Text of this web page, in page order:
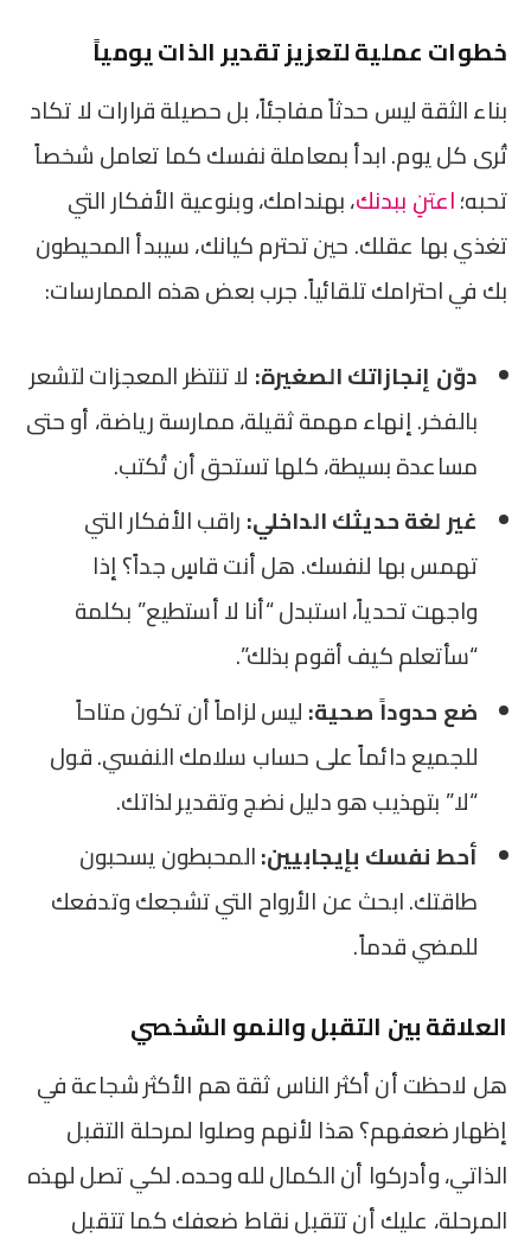
خطوات عملية لتعزيز تقدير الذات يومياً
بناء الثقة ليس حدثاً مفاجئاً، بل حصيلة قرارات لا تكاد
تُرى كل يوم. ابدأ بمعاملة نفسك كما تعامل شخصاً
تحبه؛اعتنِ ببدنك، بهندامك، وبنوعية الأفكار التي
تغذي بها عقلك. حين تحترم كيانك، سيبدأ المحيطون
بك في احترامك تلقائياً. جرب بعض هذه الممارسات:
دوّن إنجازاتك الصغيرة: لا تنتظر المعجزات لتشعر
بالفخر. إنهاء مهمة ثقيلة، ممارسة رياضة، أو حتى
مساعدة بسيطة، كلها تستحق أن تُكتب.
غير لغة حديثك الداخلي:راقب الأفكار التي
تهمس بها لنفسك. هل أنت قاسٍ جداً؟ إذا
واجهت تحدياً، استبدل “أنا لا أستطيع” بكلمة
“سأتعلم كيف أقوم بذلك”.
ضع حدوداً صحية:ليس لزاماً أن تكون متاحاً
للجميع دائماً على حساب سلامك النفسي. قول
“لا” بتهذيب هو دليل نضج وتقدير لذاتك.
أحط نفسك بإيجابيين:المحبطون يسحبون
طاقتك. ابحث عن الأرواح التي تشجعك وتدفعك
للمضي قدماً.
العلاقة بين التقبل والنمو الشخصي
هل لاحظت أن أكثر الناس ثقة هم الأكثر شجاعة في
إظهار ضعفهم؟ هذا لأنهم وصلوا لمرحلة التقبل
الذاتي، وأدركوا أن الكمال لله وحده. لكي تصل لهذه
المرحلة، عليك أن تتقبل نقاط ضعفك كما تتقبل